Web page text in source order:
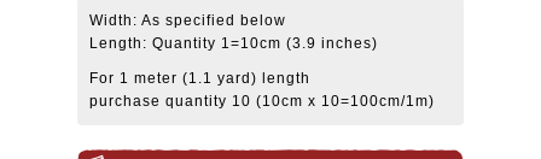
Width: As specified below
Length: Quantity 1=10cm (3.9 inches)
For 1 meter (1.1 yard) length
purchase quantity 10 (10cm x 10=100cm/1m)